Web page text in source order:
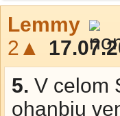
Lemmy
2▲
5. V celom
ohanbiu